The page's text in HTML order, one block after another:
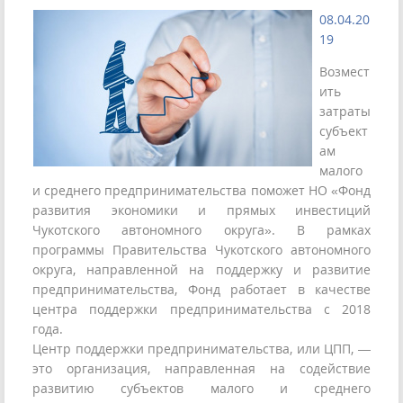
08.04.20
19
Возмест
ить
затраты
субъект
ам
малого
и среднего предпринимательства поможет НО «Фонд
развития экономики и прямых инвестиций
Чукотского автономного округа». В рамках
программы Правительства Чукотского автономного
округа, направленной на поддержку и развитие
предпринимательства, Фонд работает в качестве
центра поддержки предпринимательства с 2018
года.
Центр поддержки предпринимательства, или ЦПП, —
это организация, направленная на содействие
развитию субъектов малого и среднего